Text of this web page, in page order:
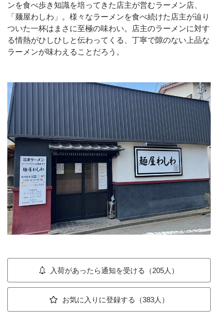
ンを食べ歩き知識を培ってきた店主が営むラーメン店、
「麺屋わしわ」。様々なラーメンを食べ続けた店主が辿り
ついた一杯はまさに至極の味わい。店主のラーメンに対す
る情熱がひしひしと伝わってくる、丁寧で隙のない上品な
ラーメンが味わえることだろう。
入荷があったら通知を受ける（205人）
お気に入りに登録する（383人）